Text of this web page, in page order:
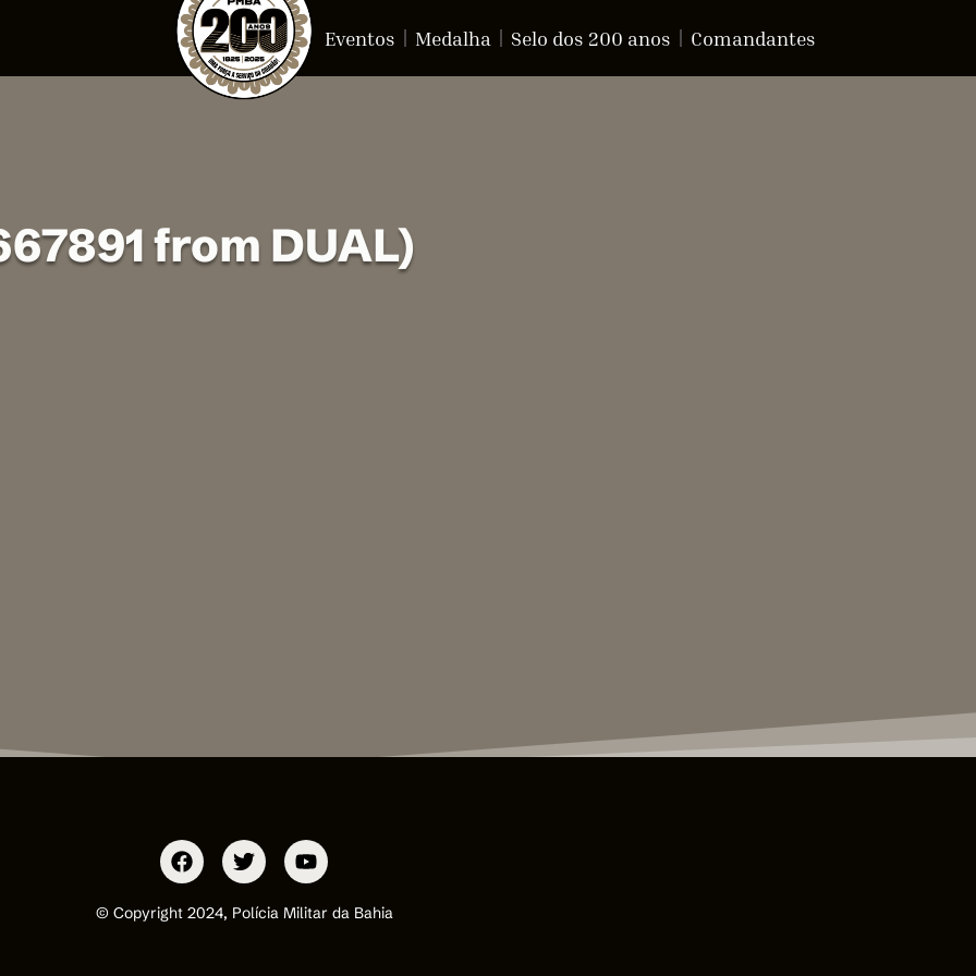
Eventos Medalha Selo dos 200 anos Comandantes
from DUAL)
© Copyright 2024, Polícia Militar da Bahia